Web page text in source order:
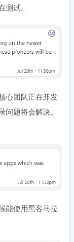
试。
心团队正在开发
题将会解决。
能使用黑客马拉